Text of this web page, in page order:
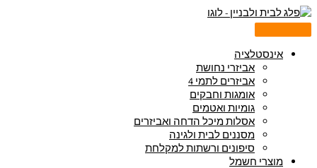
דילוג
לתוכן
אינסטלציה
אביזרי נחושת
אביזרים לתמי 4
אומגות וחבקים
גומיות ואטמים
אסלות מיכל הדחה ואביזרים
מסננים לבית ולגינה
סיפונים ורשתות למקלחת
מוצרי חשמל
Products
search
Products
search